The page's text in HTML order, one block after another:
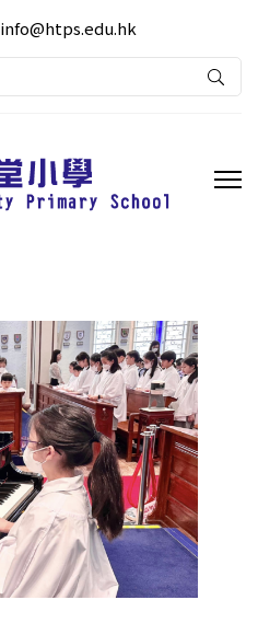
info@htps.edu.hk